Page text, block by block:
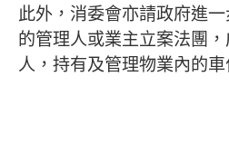
此外，消委會亦請政府進
的管理人或業主立案法團
人，持有及管理物業內的